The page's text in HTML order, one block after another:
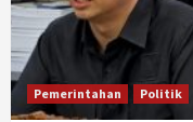
Pemerintahan Politik